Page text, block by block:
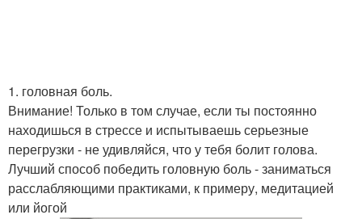
1. головная боль.
Внимание! Только в том случае, если ты постоянно
находишься в стрессе и испытываешь серьезные
перегрузки - не удивляйся, что у тебя болит голова.
Лучший способ победить головную боль - заниматься
расслабляющими практиками, к примеру, медитацией
или йогой